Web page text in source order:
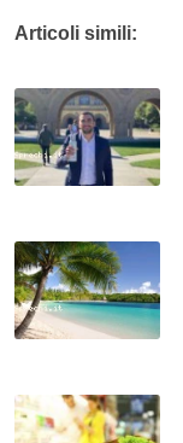
Articoli simili: